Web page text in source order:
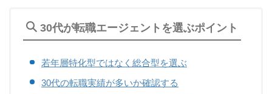
30代が転職エージェントを選ぶポイント
若年層特化型ではなく総合型を選ぶ
30代の転職実績が多いか確認する